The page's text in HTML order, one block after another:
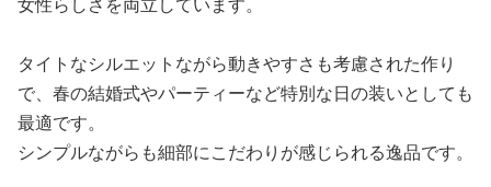
タイトなシルエットながら動きやすさも考慮された作り
で、春の結婚式やパーティーなど特別な日の装いとしても
最適です。
シンプルながらも細部にこだわりが感じられる逸品です。